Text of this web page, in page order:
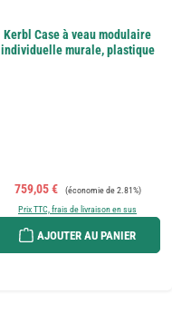
Kerbl Case à veau modulaire
individuelle murale, plastique
Prix de vente :
759,05 € Prix régulier :
(économie de 2.81%)
Prix TTC, frais de livraison en sus
AJOUTER AU PANIER